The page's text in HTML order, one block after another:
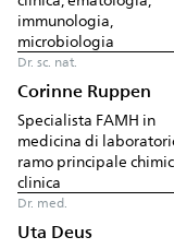
immunologia,
microbiologia
Dr. sc. nat.
Corinne Ruppen
Specialista FAMH in
medicina di
ramo principale
clinica
Dr. med.
Uta Deus